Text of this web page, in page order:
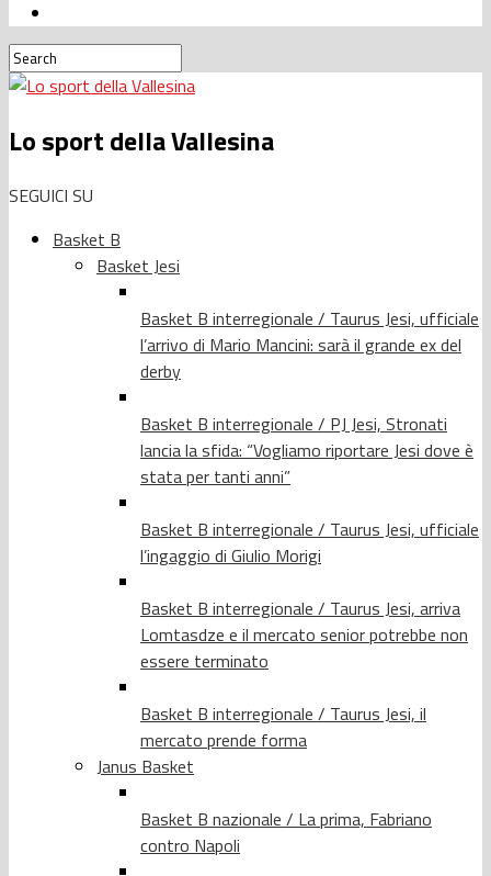
Lo sport della Vallesina
SEGUICI SU
Basket B
Basket Jesi
Basket B interregionale / Taurus Jesi, ufficiale
l’arrivo di Mario Mancini: sarà il grande ex del
derby
Basket B interregionale / PJ Jesi, Stronati
lancia la sfida: “Vogliamo riportare Jesi dove è
stata per tanti anni”
Basket B interregionale / Taurus Jesi, ufficiale
l’ingaggio di Giulio Morigi
Basket B interregionale / Taurus Jesi, arriva
Lomtasdze e il mercato senior potrebbe non
essere terminato
Basket B interregionale / Taurus Jesi, il
mercato prende forma
Janus Basket
Basket B nazionale / La prima, Fabriano
contro Napoli